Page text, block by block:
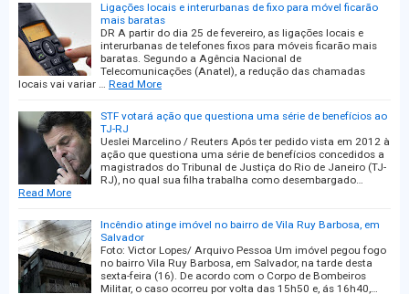
Ligações locais e interurbanas de fixo para móvel ficarão
mais baratas
DR A partir do dia 25 de fevereiro, as ligações locais e
interurbanas de telefones fixos para móveis ficarão mais
baratas. Segundo a Agência Nacional de
Telecomunicações (Anatel), a redução das chamadas
locais vai variar … Read More
STF votará ação que questiona uma série de benefícios ao
TJ-RJ
Ueslei Marcelino / Reuters Após ter pedido vista em 2012 à
ação que questiona uma série de benefícios concedidos a
magistrados do Tribunal de Justiça do Rio de Janeiro (TJ-
RJ), no qual sua filha trabalha como desembargado…
Read More
Incêndio atinge imóvel no bairro de Vila Ruy Barbosa, em
Salvador
Foto: Victor Lopes/ Arquivo Pessoa Um imóvel pegou fogo
no bairro Vila Ruy Barbosa, em Salvador, na tarde desta
sexta-feira (16). De acordo com o Corpo de Bombeiros
Militar, o caso ocorreu por volta das 15h50 e, ás 16h40,…